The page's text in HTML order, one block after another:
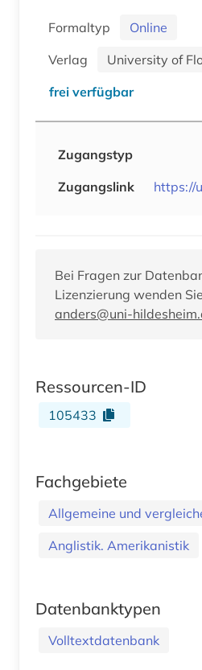
Formaltyp
Online
Verlag
University of
frei verfügbar
Zugangstyp
Zugangslink
https://
Bei Fragen zur
Lizenzierung wenden
anders@uni-
Ressourcen-ID
105433
Fachgebiete
Allgemeine und
Anglistik. Amerikanistik
Datenbanktypen
Volltextdatenbank